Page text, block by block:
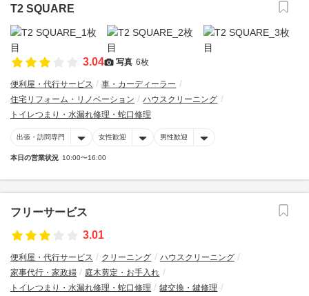
T2 SQUARE
3.04 写真 6枚
便利屋・代行サービス
車・カーディーラー
住宅リフォーム・リノベーション
ハウスクリーニング
トイレつまり・水漏れ修理・蛇口修理
出張・訪問専門 女性歓迎 男性歓迎
本日の営業状況 10:00〜16:00
フリーサービス
3.01
便利屋・代行サービス クリーニング
ハウスクリーニング
家事代行・家政婦
庭木剪定・お手入れ
トイレつまり・水漏れ修理・蛇口修理
鍵交換・鍵修理